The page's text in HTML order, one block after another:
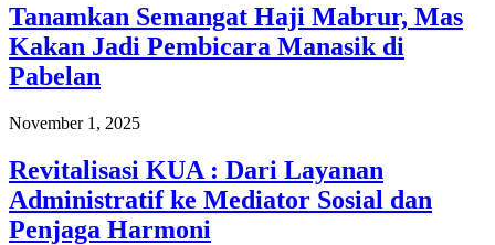
Tanamkan Semangat Haji Mabrur, Mas
Kakan Jadi Pembicara Manasik di
Pabelan
November 1, 2025
Revitalisasi KUA : Dari Layanan
Administratif ke Mediator Sosial dan
Penjaga Harmoni